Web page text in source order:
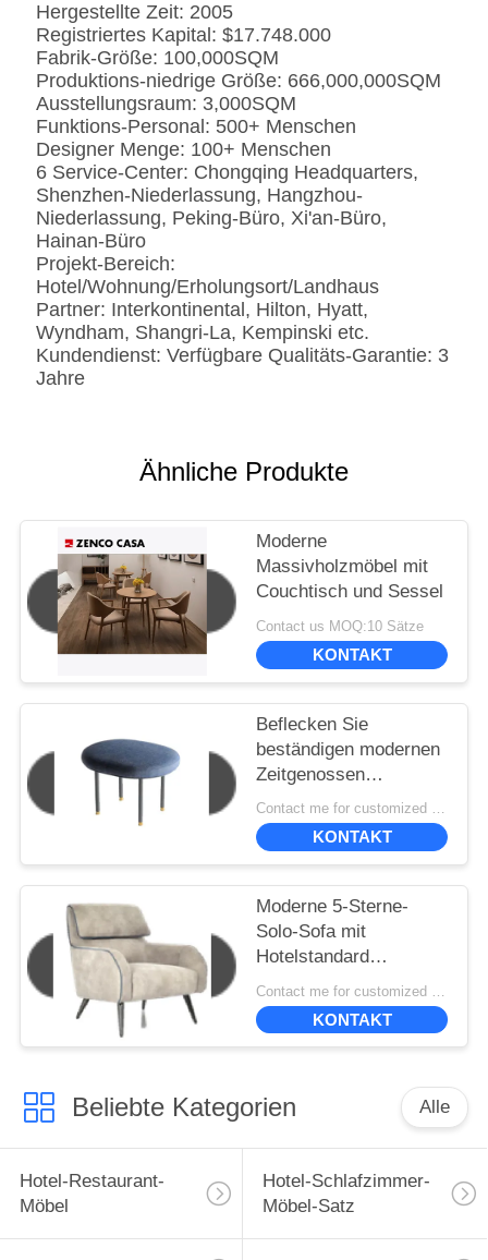
Hergestellte Zeit: 2005
Registriertes Kapital: $17.748.000
Fabrik-Größe: 100,000SQM
Produktions-niedrige Größe: 666,000,000SQM
Ausstellungsraum: 3,000SQM
Funktions-Personal: 500+ Menschen
Designer Menge: 100+ Menschen
6 Service-Center: Chongqing Headquarters,
Shenzhen-Niederlassung, Hangzhou-
Niederlassung, Peking-Büro, Xi'an-Büro,
Hainan-Büro
Projekt-Bereich:
Hotel/Wohnung/Erholungsort/Landhaus
Partner: Interkontinental, Hilton, Hyatt,
Wyndham, Shangri-La, Kempinski etc.
Kundendienst: Verfügbare Qualitäts-Garantie: 3
Jahre
Ähnliche Produkte
Moderne
Massivholzmöbel mit
Couchtisch und Sessel
Contact us MOQ:10 Sätze
KONTAKT
Beflecken Sie
beständigen modernen
Zeitgenossen
gepolstert, Stühle
speisend 50*40*45cm
Contact me for customized MOQ:10
KONTAKT
Moderne 5-Sterne-
Solo-Sofa mit
Hotelstandard
830*870*980
KONTAKT
Beliebte Kategorien Alle
Hotel-Restaurant-
Möbel
Hotel-Schlafzimmer-
Möbel-Satz